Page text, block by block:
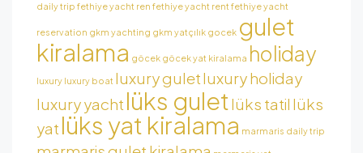
daily trip fethiye yacht ren fethiye yacht rent fethiye yacht
reservation gkm yachting gkm yatçılık gocek gulet
kiralama göcek göcek yat kiralama holiday
luxury luxury boat luxury guletluxury holiday
luxury yacht lüks guletlüks tatil lüks
yat lüks yat kiralama marmaris daily trip